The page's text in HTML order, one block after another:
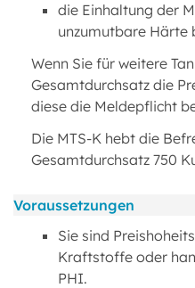
die Einhaltung der
unzumutbare Härte
Wenn Sie für weitere
Gesamtdurchsatz die
diese die Meldepflicht
Die MTS-K hebt die
Gesamtdurchsatz 750
Voraussetzungen
Sie sind
Kraftstoffe oder
PHI.